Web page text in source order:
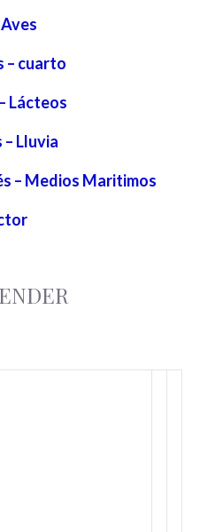
– cuarto
Lácteos
Lluvia
– Medios Maritimos